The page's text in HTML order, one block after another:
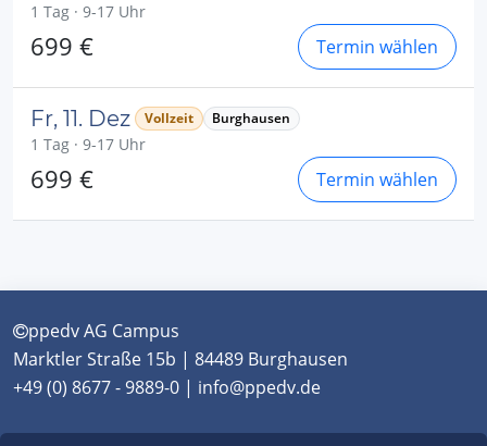
1 Tag · 9-17 Uhr
699 € Termin wählen
Fr, 11. Dez Vollzeit Burghausen
1 Tag · 9-17 Uhr
699 € Termin wählen
ppedv AG Campus
Marktler Straße 15b | 84489 Burghausen
+49 (0) 8677 - 9889-0 | info@ppedv.de